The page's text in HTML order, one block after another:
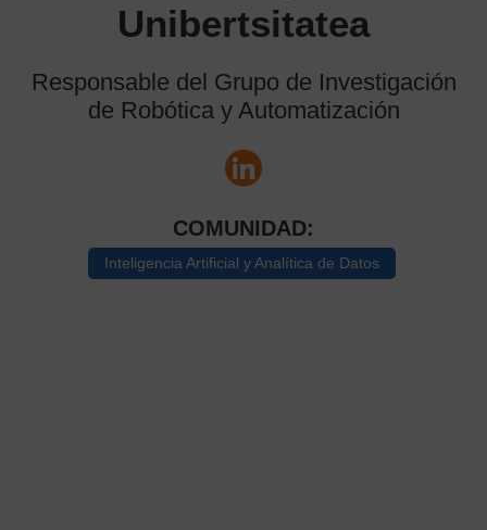
Unibertsitatea
Responsable del Grupo de Investigación
de Robótica y Automatización
COMUNIDAD:
Inteligencia Artificial y Analítica de Datos